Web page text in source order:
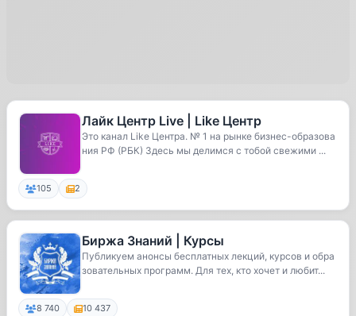
Лайк Центр Live | Like Центр
Это канал Like Центра. № 1 на рынке бизнес-образова
ния РФ (РБК) Здесь мы делимся с тобой свежими ...
105 2
Биржа Знаний | Курсы
Публикуем анонсы бесплатных лекций, курсов и обра
зовательных программ. Для тех, кто хочет и любит...
8 740 10 437